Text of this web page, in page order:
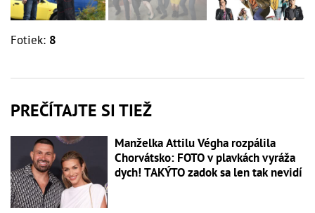
Fotiek: 8
PREČÍTAJTE SI TIEŽ
Manželka Attilu Végha rozpálila
Chorvátsko: FOTO v plavkách vyráža
dych! TAKÝTO zadok sa len tak nevidí